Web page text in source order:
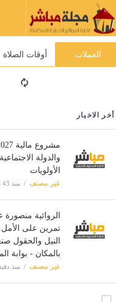
العملات أوقات الصلاة
أخر الاخبار
والدولة
الأولويات
غير مصنف منذ 43 ثانية
الروائية منصورة
تمرين على
النيل والحقول
بالمكان - بوابة
غير مصنف منذ